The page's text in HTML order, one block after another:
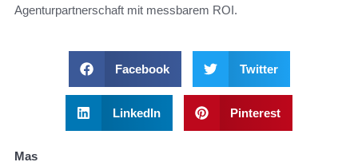
Agenturpartnerschaft mit messbarem ROI.
Facebook Twitter
LinkedIn Pinterest
Mas